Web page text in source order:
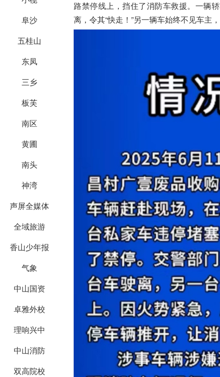
阜沙
五桂山
东凤
三乡
板芙
南区
黄圃
南头
神湾
声屏全媒体
全域旅游
香山少年报
气象
中山国资
卓雅外校
理响兴中
中山消防
双高院校
路禁停线上，挡住了消防车救援。一辆
离，令其“快走！”另一辆车始终不见车主